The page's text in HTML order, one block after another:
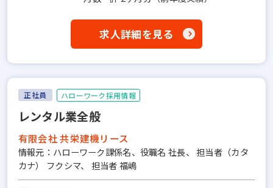
求人詳細を見る
正社員 ハローワーク採用情報
レンタル業全般
有限会社 共栄建機リース
情報元：ハローワーク課係名、役職名 社長、 担当者（カタ
カナ） フクシマ、 担当者 福嶋